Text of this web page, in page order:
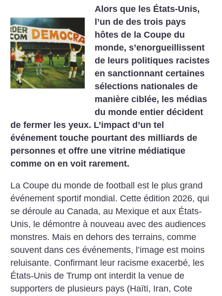
Alors que les États-Unis,
l’un de des trois pays
hôtes de la Coupe du
monde, s’enorgueillissent
de leurs politiques racistes
en sanctionnant certaines
sélections nationales de
manière ciblée, les médias
du monde entier décident
de fermer les yeux. L’impact d’un tel
événement touche pourtant des milliards de
personnes et offre une vitrine médiatique
comme on en voit rarement.
La Coupe du monde de football est le plus grand
événement sportif mondial. Cette édition 2026, qui
se déroule au Canada, au Mexique et aux États-
Unis, le démontre à nouveau avec des audiences
­monstres. Mais en dehors des terrains, comme
souvent dans ces événements, l’image est moins
reluisante. Confirmant leur racisme exacerbé, les
États-Unis de Trump ont interdit la venue de
supporters de plusieurs pays (Haïti, Iran, Cote